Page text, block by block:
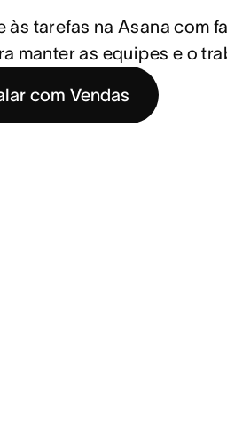
tarefas na Asana com
manter as equipes e o
com Vendas